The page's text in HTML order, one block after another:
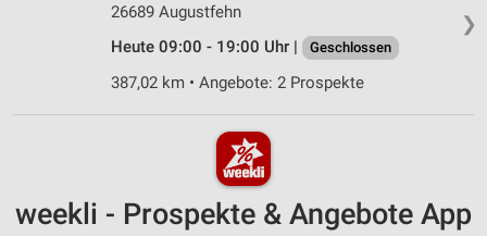
❯
26689 Augustfehn
Heute 09:00 - 19:00 Uhr |
Geschlossen
387,02 km • Angebote: 2 Prospekte
weekli - Prospekte & Angebote App